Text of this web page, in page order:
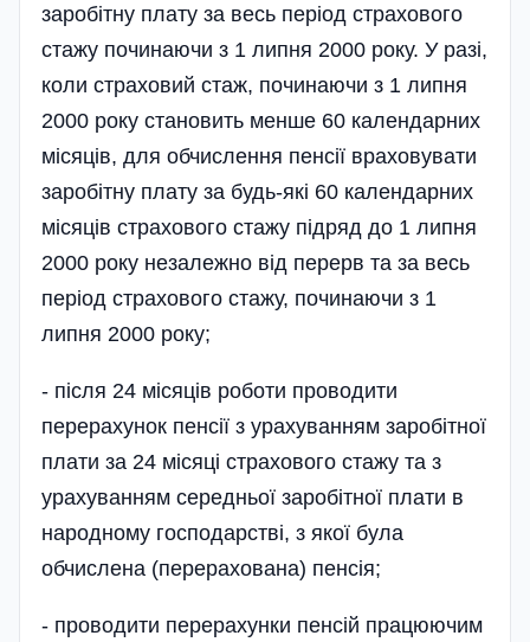
заробітну плату за весь період страхового
стажу починаючи з 1 липня 2000 року. У разі,
коли страховий стаж, починаючи з 1 липня
2000 року становить менше 60 календарних
місяців, для обчислення пенсії враховувати
заробітну плату за будь-які 60 календарних
місяців страхового стажу підряд до 1 липня
2000 року незалежно від перерв та за весь
період страхового стажу, починаючи з 1
липня 2000 року;
- після 24 місяців роботи проводити
перерахунок пенсії з урахуванням заробітної
плати за 24 місяці страхового стажу та з
урахуванням середньої заробітної плати в
народному господарстві, з якої була
обчислена (перерахована) пенсія;
- проводити перерахунки пенсій працюючим